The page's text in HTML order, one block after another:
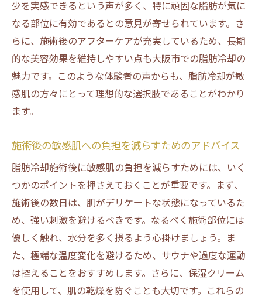
少を実感できるという声が多く、特に頑固な脂肪が気に
なる部位に有効であるとの意見が寄せられています。さ
らに、施術後のアフターケアが充実しているため、長期
的な美容効果を維持しやすい点も大阪市での脂肪冷却の
魅力です。このような体験者の声からも、脂肪冷却が敏
感肌の方々にとって理想的な選択肢であることがわかり
ます。
施術後の敏感肌への負担を減らすためのアドバイス
脂肪冷却施術後に敏感肌の負担を減らすためには、いく
つかのポイントを押さえておくことが重要です。まず、
施術後の数日は、肌がデリケートな状態になっているた
め、強い刺激を避けるべきです。なるべく施術部位には
優しく触れ、水分を多く摂るよう心掛けましょう。ま
た、極端な温度変化を避けるため、サウナや過度な運動
は控えることをおすすめします。さらに、保湿クリーム
を使用して、肌の乾燥を防ぐことも大切です。これらの